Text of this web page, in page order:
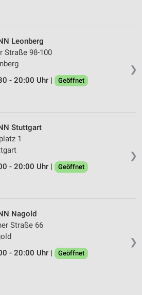
❯
Leonberg
Straße 98-100
- 20:00 Uhr |
Geöffnet
❯
Stuttgart
1
- 20:00 Uhr |
Geöffnet
❯
Nagold
Straße 66
- 20:00 Uhr |
Geöffnet